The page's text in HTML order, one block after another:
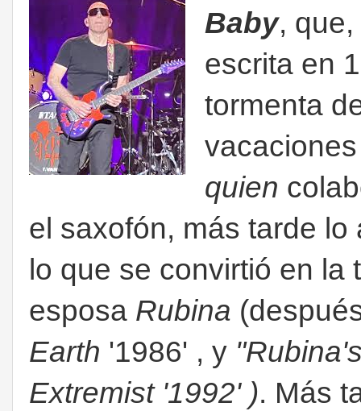
Baby,
escrita en
tormenta
quien
el saxofón, más tarde
lo que se convirtió en
esposa Rubina
Earth '1986' , y
Extremist '1992' ). Más